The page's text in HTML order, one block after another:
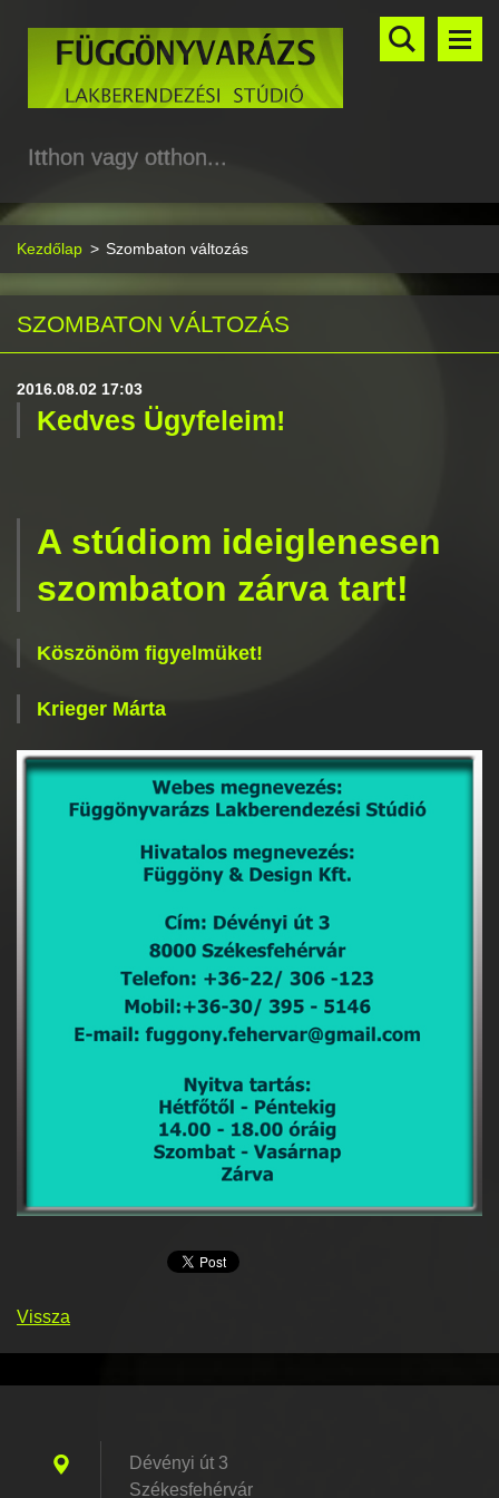
Itthon vagy otthon...
Kezdőlap > Szombaton változás
SZOMBATON VÁLTOZÁS
2016.08.02 17:03
Kedves Ügyfeleim!
A stúdiom ideiglenesen
szombaton zárva tart!
Köszönöm figyelmüket!
Krieger Márta
Vissza
Dévényi út 3
Székesfehérvár